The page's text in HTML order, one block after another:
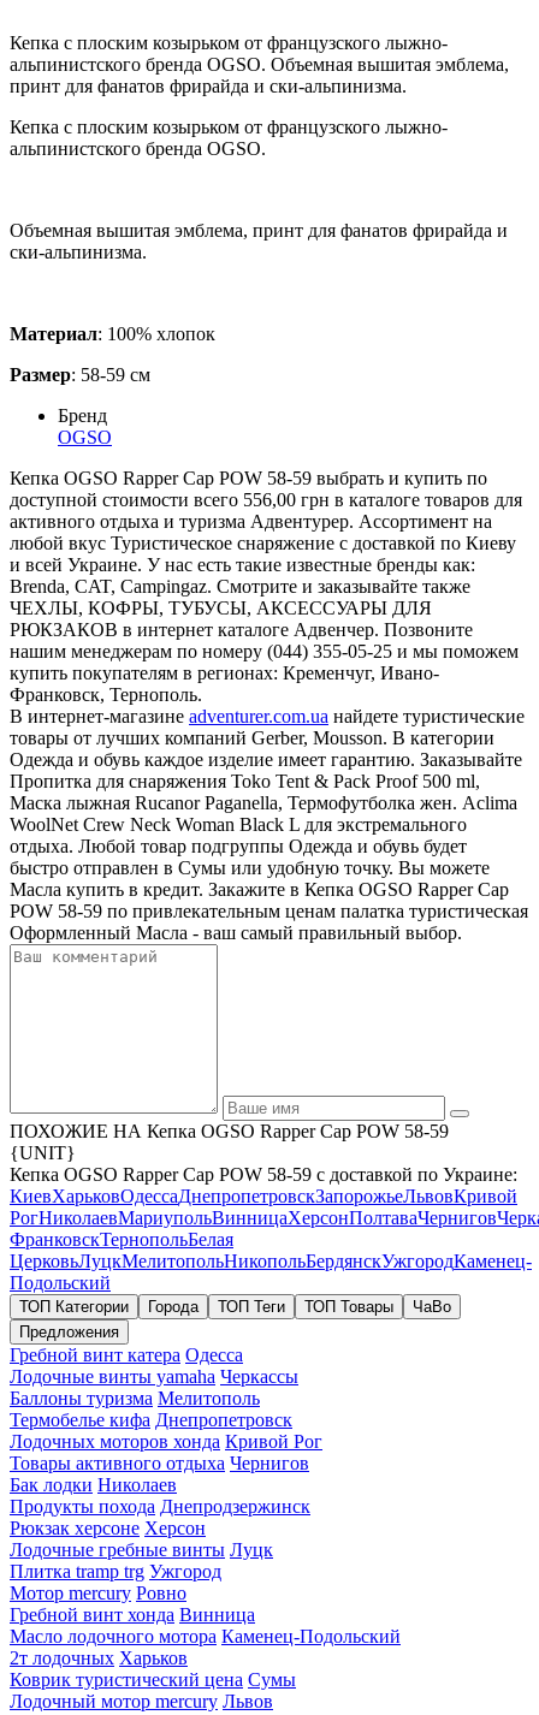
Кепка с плоским козырьком от французского лыжно-
альпинистского бренда OGSO. Объемная вышитая эмблема,
принт для фанатов фрирайда и ски-альпинизма.
Кепка с плоским козырьком от французского лыжно-
альпинистского бренда OGSO.
Объемная вышитая эмблема, принт для фанатов фрирайда и
ски-альпинизма.
Материал: 100% хлопок
Размер: 58-59 см
Бренд
OGSO
Кепка OGSO Rapper Cap POW 58-59 выбрать и купить по
доступной стоимости всего 556,00 грн в каталоге товаров для
активного отдыха и туризма Адвентурер. Ассортимент на
любой вкус Туристическое снаряжение с доставкой по Киеву
и всей Украине. У нас есть такие известные бренды как:
Brenda, CAT, Campingaz. Смотрите и заказывайте также
ЧЕХЛЫ, КОФРЫ, ТУБУСЫ, АКСЕССУАРЫ ДЛЯ
РЮКЗАКОВ в интернет каталоге Адвенчер. Позвоните
нашим менеджерам по номеру (044) 355-05-25 и мы поможем
купить покупателям в регионах: Кременчуг, Ивано-
Франковск, Тернополь.
В интернет-магазине adventurer.com.ua найдете туристические
товары от лучших компаний Gerber, Mousson. В категории
Одежда и обувь каждое изделие имеет гарантию. Заказывайте
Пропитка для снаряжения Toko Tent & Pack Proof 500 ml,
Маска лыжная Rucanor Paganella, Термофутболка жен. Aclima
WoolNet Crew Neck Woman Black L для экстремального
отдыха. Любой товар подгруппы Одежда и обувь будет
быстро отправлен в Сумы или удобную точку. Вы можете
Масла купить в кредит. Закажите в Кепка OGSO Rapper Cap
POW 58-59 по привлекательным ценам палатка туристическая
Оформленный Масла - ваш самый правильный выбор.
ПОХОЖИЕ НА Кепка OGSO Rapper Cap POW 58-59
{UNIT}
Кепка OGSO Rapper Cap POW 58-59 с доставкой по Украине:
КиевХарьковОдессаДнепропетровскЗапорожьеЛьвовКривой
РогНиколаевМариупольВинницаХерсонПолтаваЧернигов
ФранковскТернопольБелая
ЦерковьЛуцкМелитопольНикопольБердянскУжгородКаменец-
Подольский
ТОП Категории Города ТОП Теги ТОП Товары
ЧаВо
Предложения
Гребной винт катера Одесса
Лодочные винты yamaha Черкассы
Баллоны туризма Мелитополь
Термобелье кифа Днепропетровск
Лодочных моторов хонда Кривой Рог
Товары активного отдыха Чернигов
Бак лодки Николаев
Продукты похода Днепродзержинск
Рюкзак херсоне Херсон
Лодочные гребные винты Луцк
Плитка tramp trg Ужгород
Мотор mercury Ровно
Гребной винт хонда Винница
Масло лодочного мотора Каменец-Подольский
2т лодочных Харьков
Коврик туристический цена Сумы
Лодочный мотор mercury Львов